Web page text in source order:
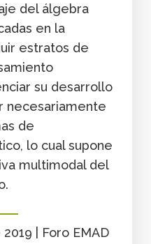
del álgebra
en la
estratos de
su desarrollo
necesariamente
de
lo cual supone
multimodal del
| Foro EMAD